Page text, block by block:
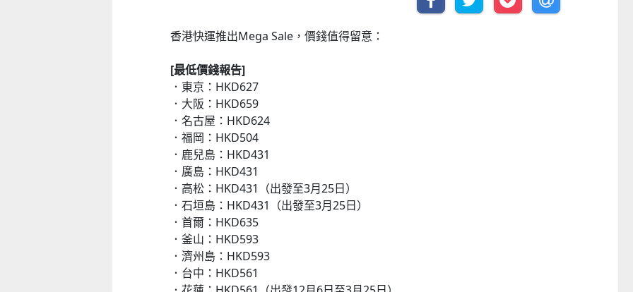
香港快運推出Mega Sale，價錢值得留意：
[最低價錢報告]
．東京：HKD627
．大阪：HKD659
．名古屋：HKD624
．福岡：HKD504
．鹿兒島：HKD431
．廣島：HKD431
．高松：HKD431（出發至3月25日）
．石垣島：HKD431（出發至3月25日）
．首爾：HKD635
．釜山：HKD593
．濟州島：HKD593
．台中：HKD561